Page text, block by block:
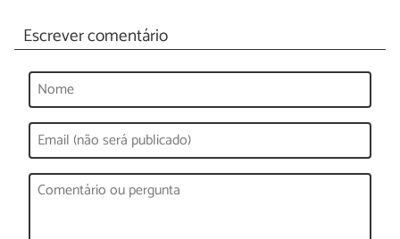
Escrever comentário